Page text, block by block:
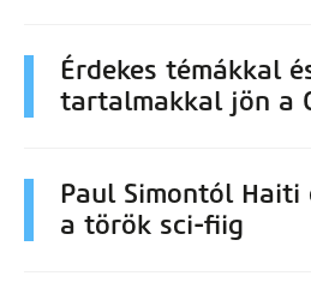
Érdekes témákkal
tartalmakkal jön a
Paul Simontól
a török sci-fiig